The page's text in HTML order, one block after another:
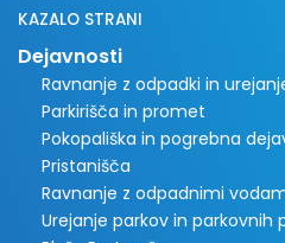
KAZALO STRANI
Dejavnosti
Ravnanje z odpadki in
Parkirišča in promet
Pokopališka in pogrebna
Pristanišča
Ravnanje z odpadnimi
Urejanje parkov in parkovnih